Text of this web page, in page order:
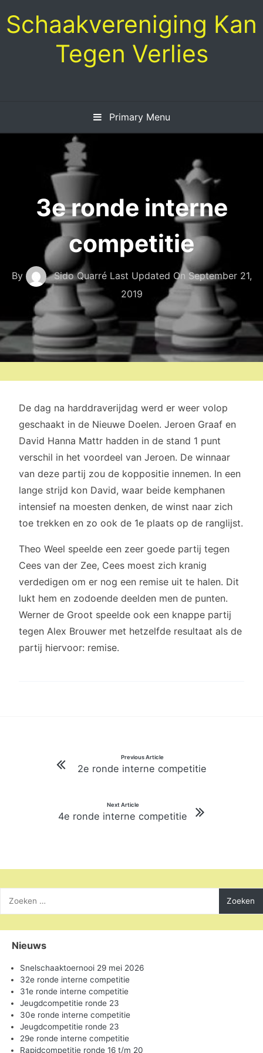
to
content
Schaakvereniging Kan
Tegen Verlies
Primary Menu
3e ronde interne
competitie
By Sido Quarré Last Updated On September 21,
2019
De dag na harddraverijdag werd er weer volop
geschaakt in de Nieuwe Doelen. Jeroen Graaf en
David Hanna Mattr hadden in de stand 1 punt
verschil in het voordeel van Jeroen. De winnaar
van deze partij zou de koppositie innemen. In een
lange strijd kon David, waar beide kemphanen
intensief na moesten denken, de winst naar zich
toe trekken en zo ook de 1e plaats op de ranglijst.
Theo Weel speelde een zeer goede partij tegen
Cees van der Zee, Cees moest zich kranig
verdedigen om er nog een remise uit te halen. Dit
lukt hem en zodoende deelden men de punten.
Werner de Groot speelde ook een knappe partij
tegen Alex Brouwer met hetzelfde resultaat als de
partij hiervoor: remise.
navigatie
Previous Article
2e ronde interne competitie
Next Article
4e ronde interne competitie
naar:
Nieuws
Snelschaaktoernooi 29 mei 2026
32e ronde interne competitie
31e ronde interne competitie
Jeugdcompetitie ronde 23
30e ronde interne competitie
Jeugdcompetitie ronde 23
29e ronde interne competitie
Rapidcompetitie ronde 16 t/m 20